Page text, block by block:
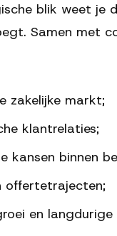
blik weet je
Samen met
zakelijke markt;
klantrelaties;
kansen binnen
offertetrajecten;
en